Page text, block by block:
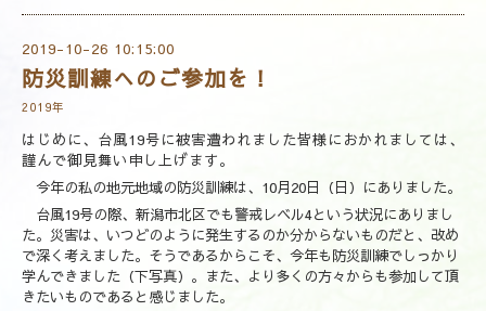
2019-10-26 10:15:00
防災訓練へのご参加を！
2019年
はじめに、台風19号に被害遭われました皆様におかれましては、
謹んで御見舞い申し上げます。
今年の私の地元地域の防災訓練は、10月20日（日）にありました。
台風19号の際、新潟市北区でも警戒レベル4という状況にありまし
た。災害は、いつどのように発生するのか分からないものだと、改め
で深く考えました。そうであるからこそ、今年も防災訓練でしっかり
学んできました（下写真）。また、より多くの方々からも参加して頂
きたいものであると感じました。